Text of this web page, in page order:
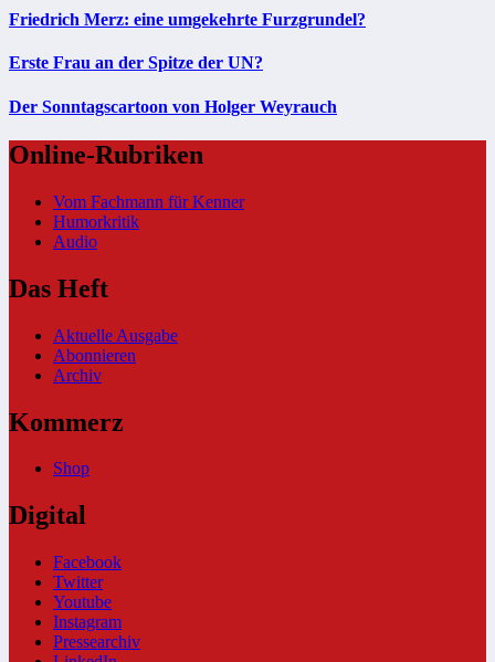
Friedrich Merz: eine umgekehrte Furzgrundel?
Erste Frau an der Spitze der UN?
Der Sonntagscartoon von Holger Weyrauch
Online-Rubriken
Vom Fachmann für Kenner
Humorkritik
Audio
Das Heft
Aktuelle Ausgabe
Abonnieren
Archiv
Kommerz
Shop
Digital
Facebook
Twitter
Youtube
Instagram
Pressearchiv